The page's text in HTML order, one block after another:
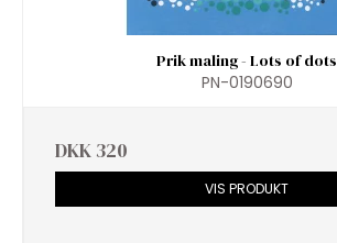
Prik maling - Lots of dots
PN-0190690
DKK 320
VIS PRODUKT